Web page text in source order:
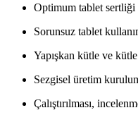
Optimum tablet sertliği
Sorunsuz tablet
Yapışkan kütle ve kütle
Sezgisel üretim
Çalıştırılması,